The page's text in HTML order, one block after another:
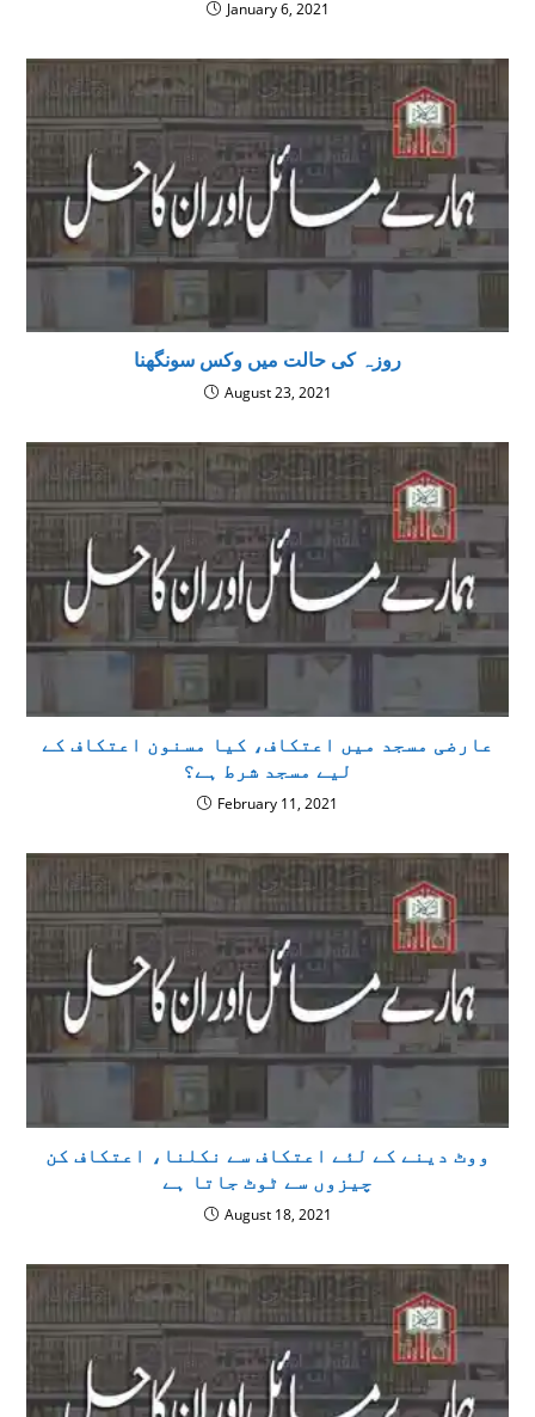
January 6, 2021
روزہ کی حالت میں وکس سونگھنا
August 23, 2021
عارضی مسجد میں اعتکاف، کیا مسنون اعتکاف کے
لیے مسجد شرط ہے؟
February 11, 2021
ووٹ دینے کے لئے اعتکاف سے نکلنا، اعتکاف کن
چیزوں سے ٹوٹ جاتا ہے
August 18, 2021